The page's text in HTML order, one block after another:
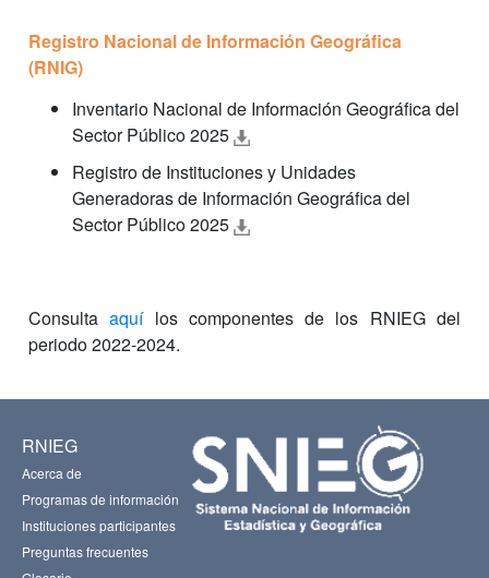
Registro Nacional de Información Geográfica
(RNIG)
Inventario Nacional de Información Geográfica del
Sector Público 2025
Registro de Instituciones y Unidades
Generadoras de Información Geográfica del
Sector Público 2025
Consultaaquílos componentes de los RNIEG del
periodo 2022-2024.
RNIEG
Acerca de
Programas de información
Instituciones participantes
Preguntas frecuentes